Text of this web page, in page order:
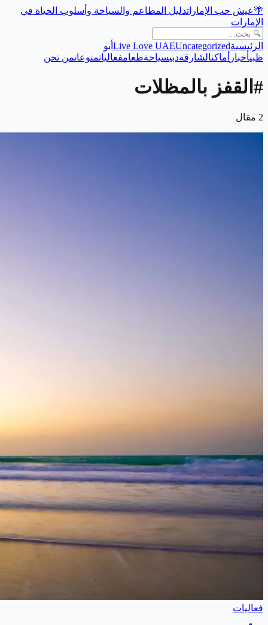
🌴عيش حب الإماراتدليل المطاعم والسياحة وأسلوب الحياة في
الإمارات
الرئيسية Live Love UAEUncategorized
أبو
ظبيأخبار أماكنالشارقةدبيسياحةطعامفعالياتمنوعاتمن نحن
# القفز بالمظلات
2 مقال
فعاليات